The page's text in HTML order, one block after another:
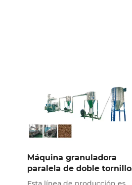
Máquina granuladora
paralela de doble tornillo
PP/PE WPC